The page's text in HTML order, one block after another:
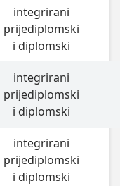
integrirani
prijediplomski
i diplomski
integrirani
prijediplomski
i diplomski
integrirani
prijediplomski
i diplomski